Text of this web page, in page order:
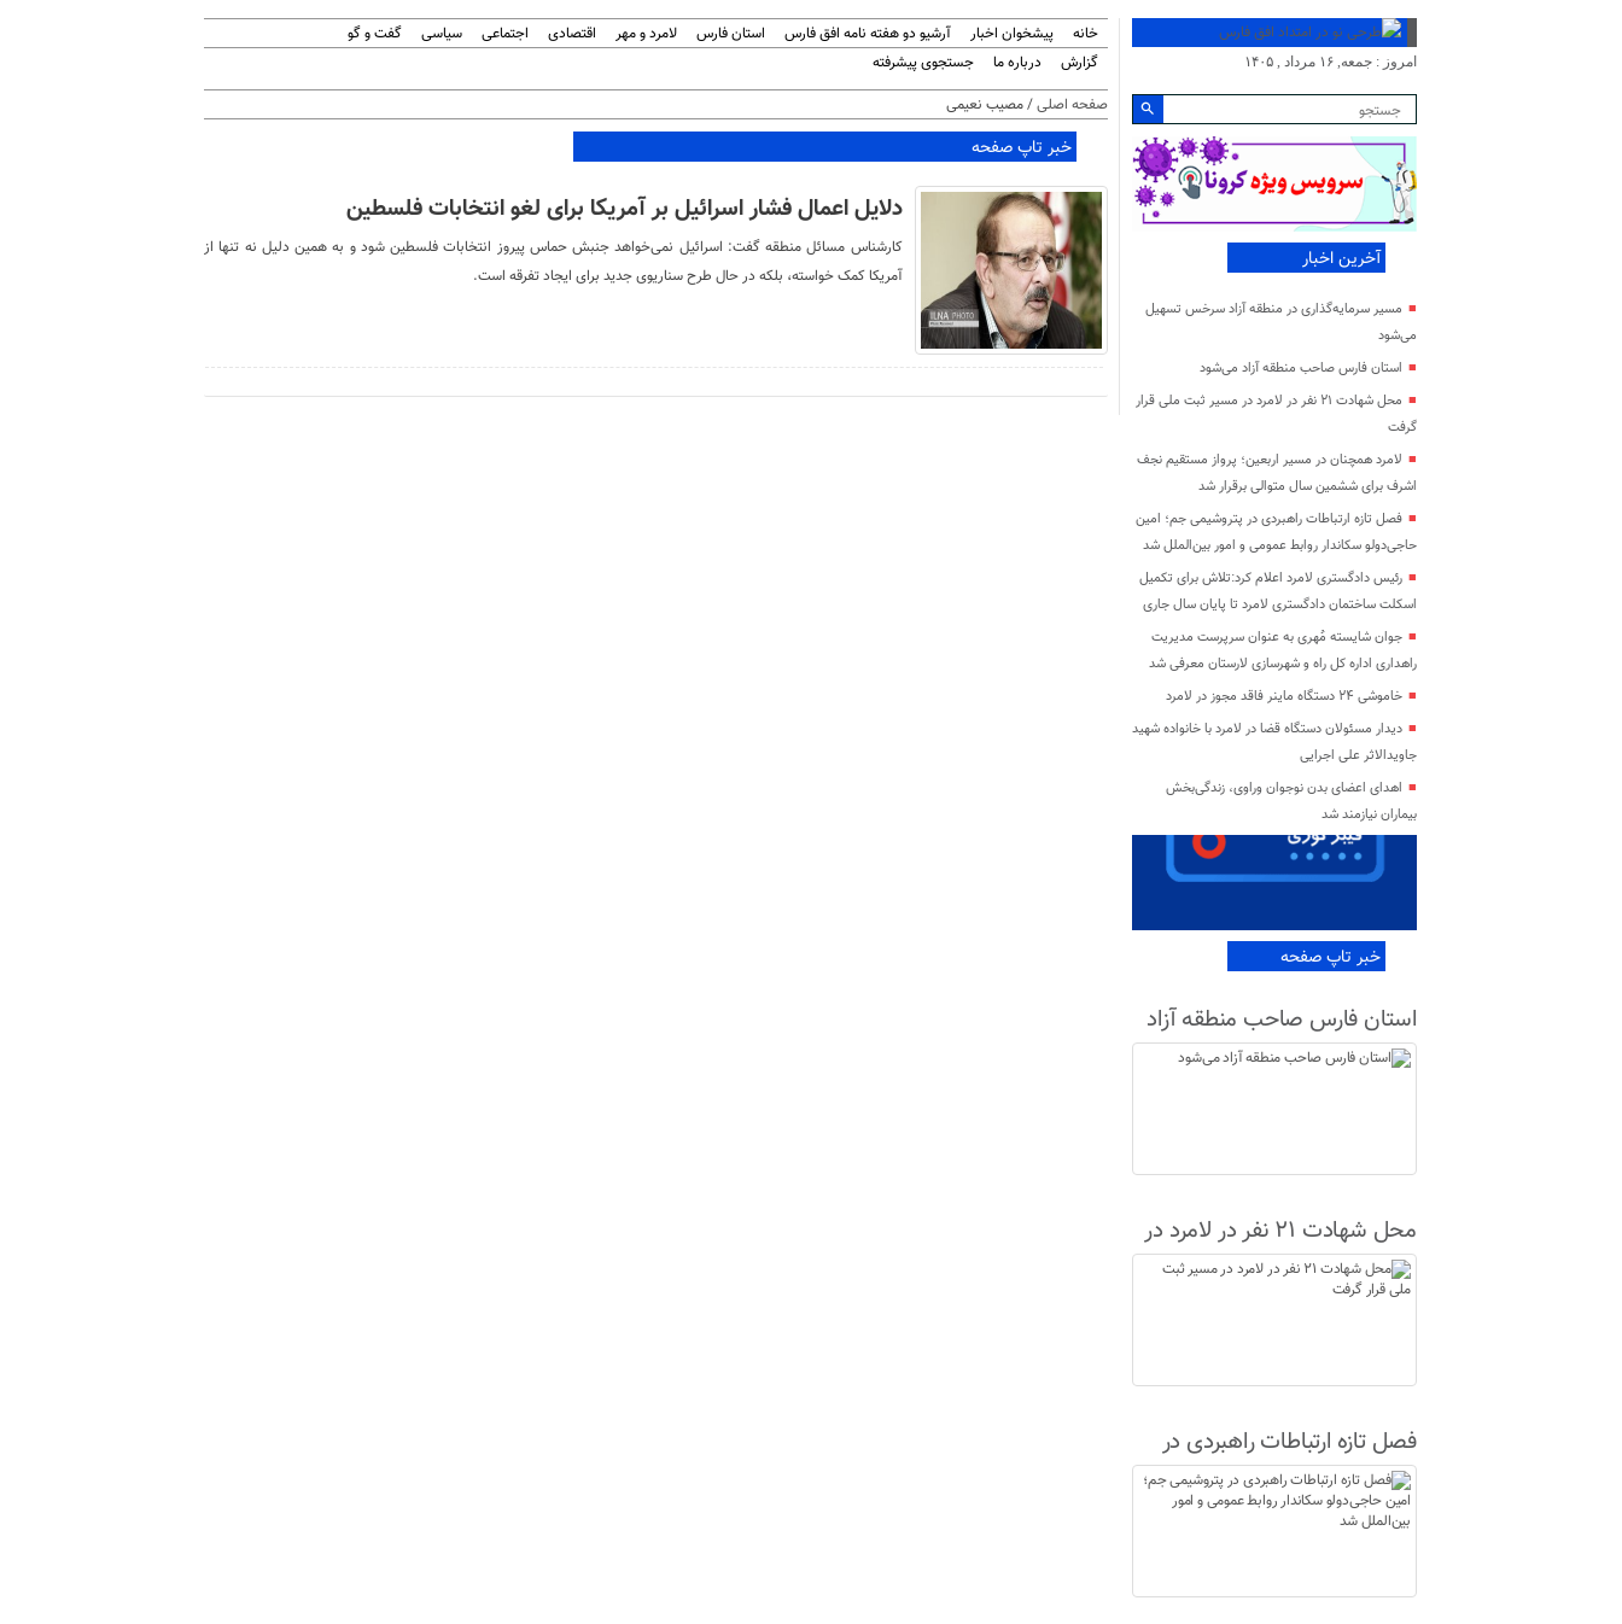
خانه پیشخوان اخبار آرشیو دو هفته نامه افق فارس استان فارس لامرد و مهر اقتصادی اجتماعی سیاسی
گفت و گو
گزارش
درباره ما
جستجوی پیشرفته
صفحه اصلی/ مصیب نعیمی
خبر تاپ صفحه
دلایل اعمال فشار اسرائیل بر آمریکا برای لغو انتخابات فلسطین
کارشناس مسائل منطقه گفت: اسرائیل نمی‌خواهد جنبش حماس پیروز انتخابات فلسطین شود و به همین دلیل نه تنها از
آمریکا کمک خواسته، بلکه در حال طرح سناریوی جدید برای ایجاد تفرقه است.
امروز : جمعه, ۱۶ مرداد , ۱۴۰۵
آخرین اخبار
مسیر سرمایه‌گذاری در منطقه آزاد سرخس تسهیل
می‌شود
استان فارس صاحب منطقه آزاد می‌شود
محل شهادت ۲۱ نفر در لامرد در مسیر ثبت ملی قرار
گرفت
لامرد همچنان در مسیر اربعین؛ پرواز مستقیم نجف
اشرف برای ششمین سال متوالی برقرار شد
فصل تازه ارتباطات راهبردی در پتروشیمی جم؛ امین
حاجی‌دولو سکاندار روابط عمومی و امور بین‌الملل شد
رئیس دادگستری لامرد اعلام کرد:تلاش برای تکمیل
اسکلت ساختمان دادگستری لامرد تا پایان سال جاری
جوان شایسته مُهری به عنوان سرپرست مدیریت
راهداری اداره کل راه و شهرسازی لارستان معرفی شد
خاموشی ۲۴ دستگاه ماینر فاقد مجوز در لامرد
دیدار مسئولان دستگاه قضا در لامرد با خانواده شهید
جاویدالاثر علی اجرایی
اهدای اعضای بدن نوجوان وراوی، زندگی‌بخش
بیماران نیازمند شد
خبر تاپ صفحه
استان فارس صاحب منطقه آزاد
می‌شود
محل شهادت ۲۱ نفر در لامرد در
مسیر ثبت ملی قرار گرفت
فصل تازه ارتباطات راهبردی در
پتروشیمی جم؛ امین حاجی‌دولو
سکاندار روابط عمومی و امور